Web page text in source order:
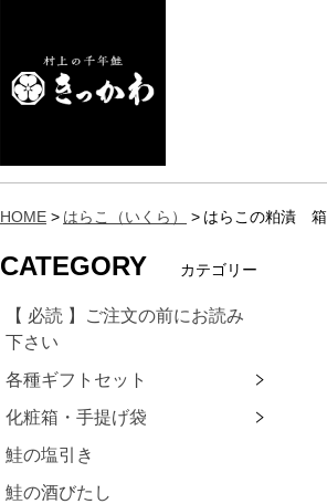
HOME はらこ（いくら） はらこの粕漬 箱
CATEGORY カテゴリー
【 必読 】ご注文の前にお読み
下さい
各種ギフトセット
化粧箱・手提げ袋
鮭の塩引き
鮭の酒びたし